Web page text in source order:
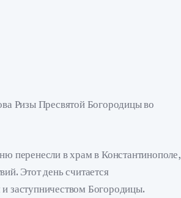
Ризы Пресвятой Богородицы во
перенесли в храм в Константинополе,
Этот день считается
заступничеством Богородицы.